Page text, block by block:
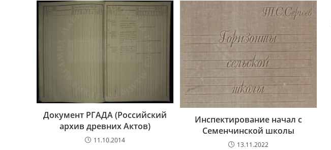
Документ РГАДА (Российский
архив древних Актов)
11.10.2014
Инспектирование начал с
Семенчинской школы
13.11.2022